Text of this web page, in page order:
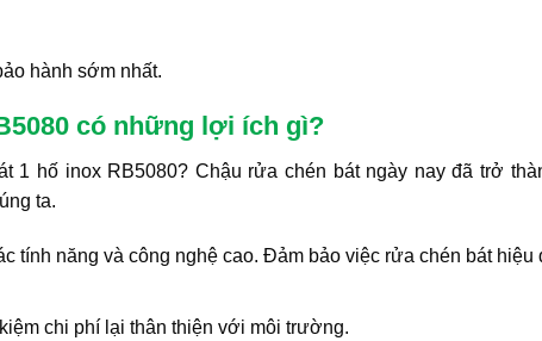
hành sớm nhất.
có những lợi ích gì?
hố inox RB5080? Chậu rửa chén bát ngày nay đã trở
ta.
tính năng và công nghệ cao. Đảm bảo việc rửa chén bát hiệu
chi phí lại thân thiện với môi trường.